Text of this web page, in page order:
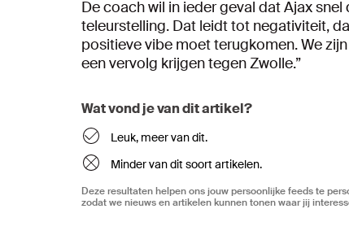
De coach wil in ieder geval dat Ajax
teleurstelling. Dat leidt tot negativiteit,
positieve vibe moet terugkomen. We
een vervolg krijgen tegen Zwolle.”
Wat vond je van dit artikel?
Leuk, meer van dit.
Minder van dit soort artikelen.
Deze resultaten helpen ons jouw persoonlijke feeds te
zodat we nieuws en artikelen kunnen tonen waar jij